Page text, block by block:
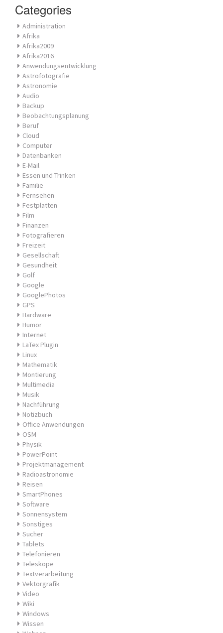
Categories
Administration
Afrika
Afrika2009
Afrika2016
Anwendungsentwicklung
Astrofotografie
Astronomie
Audio
Backup
Beobachtungsplanung
Beruf
Cloud
Computer
Datenbanken
E-Mail
Essen und Trinken
Familie
Fernsehen
Festplatten
Film
Finanzen
Fotografieren
Freizeit
Gesellschaft
Gesundheit
Golf
Google
GooglePhotos
GPS
Hardware
Humor
Internet
LaTex Plugin
Linux
Mathematik
Montierung
Multimedia
Musik
Nachführung
Notizbuch
Office Anwendungen
OSM
Physik
PowerPoint
Projektmanagement
Radioastronomie
Reisen
SmartPhones
Software
Sonnensystem
Sonstiges
Sucher
Tablets
Telefonieren
Teleskope
Textverarbeitung
Vektorgrafik
Video
Wiki
Windows
Wissen